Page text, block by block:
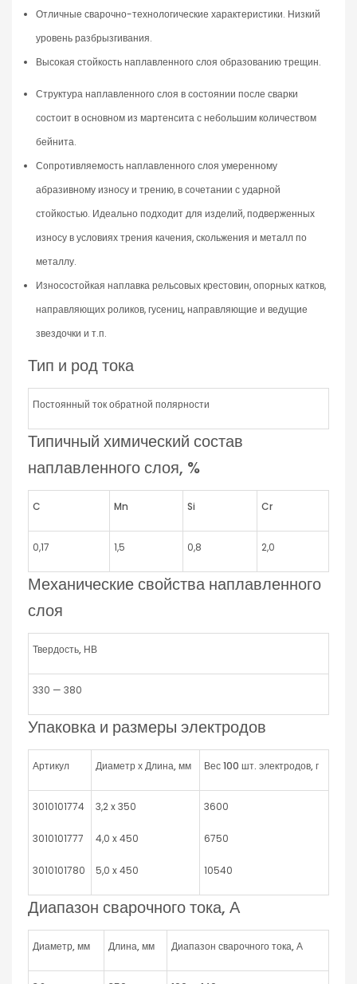
Отличные сварочно-технологические характеристики. Низкий
уровень разбрызгивания.
Высокая стойкость наплавленного слоя образованию трещин.
Структура наплавленного слоя в состоянии после сварки
состоит в основном из мартенсита с небольшим количеством
бейнита.
Сопротивляемость наплавленного слоя умеренному
абразивному износу и трению, в сочетании с ударной
стойкостью. Идеально подходит для изделий, подверженных
износу в условиях трения качения, скольжения и металл по
металлу.
Износостойкая наплавка рельсовых крестовин, опорных катков,
направляющих роликов, гусениц, направляющие и ведущие
звездочки и т.п.
Тип и род тока
Постоянный ток обратной полярности
Типичный химический состав
наплавленного слоя, %
C Mn Si Cr
0,17 1,5 0,8 2,0
Механические свойства наплавленного
слоя
Твердость, НВ
330 — 380
Упаковка и размеры электродов
Артикул Диаметр х Длина, мм Вес 100 шт. электродов, г
3010101774
3010101777
3010101780
3,2 x 350
4,0 x 450
5,0 x 450
3600
6750
10540
Диапазон сварочного тока, А
Диаметр, мм Длина, мм Диапазон сварочного тока, А